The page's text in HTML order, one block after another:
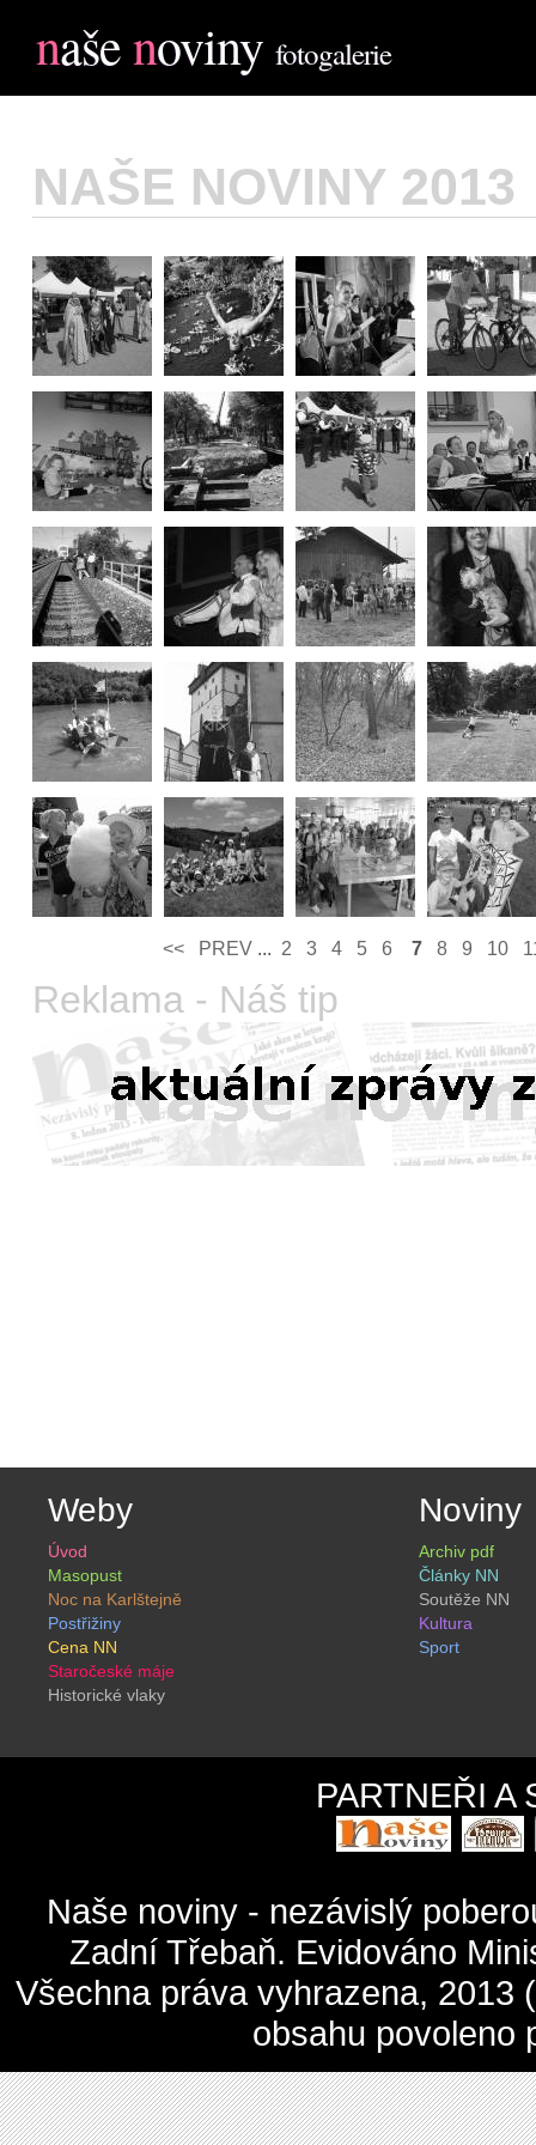
našenoviny fotogalerie
NAŠE NOVINY 2013
<< PREV­ ... 2 3 4 5 6 7 8 9 10
Reklama - Náš tip
Weby
Úvod
Masopust
Noc na Karlštejně
Postřižiny
Cena NN
Staročeské máje
Historické vlaky
Noviny
Archiv pdf
Články NN
Soutěže NN
Kultura
Sport
PARTNEŘI A
Naše noviny - nezávislý
Zadní Třebaň. Evidováno
Všechna práva vyhrazena,
obsahu povoleno